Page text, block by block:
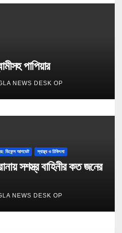
পাপিয়ার
NEWS DESK OP
ডিফেন্স আপডেট স্বাস্থ্য ও চিকিৎসা
সশস্ত্র বাহিনীর কত জনের
NEWS DESK OP